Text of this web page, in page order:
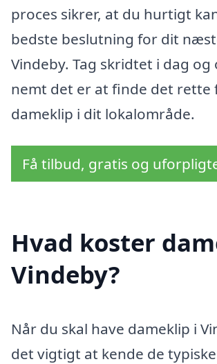
proces sikrer, at du hurtigt
bedste beslutning for dit
Vindeby. Tag skridtet i dag
nemt det er at finde det rette
dameklip i dit lokalområde.
Få tilbud, gratis og
Hvad koster
Vindeby?
Når du skal have dameklip i
det vigtigt at kende de